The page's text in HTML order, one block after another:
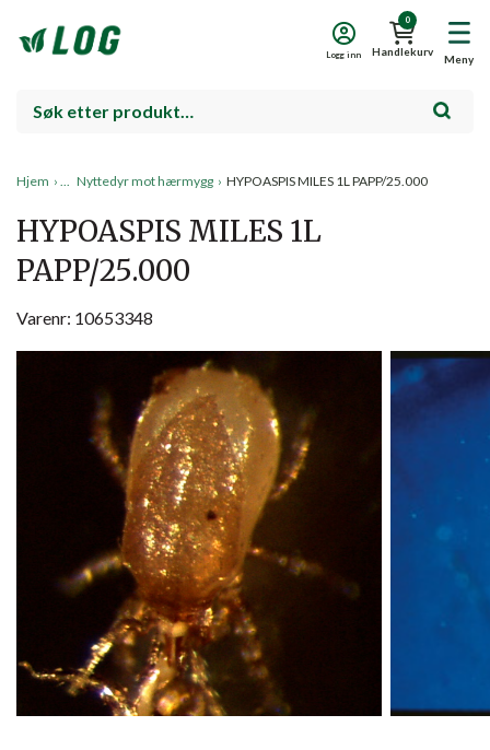
Meny
0
Handlekurv
Logg inn
Hjem › Nyttedyr mot hærmygg › HYPOASPIS MILES 1L PAPP/25.000
HYPOASPIS MILES 1L
PAPP/25.000
Varenr: 10653348